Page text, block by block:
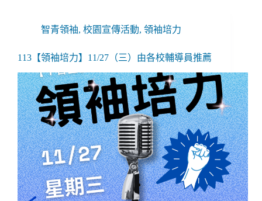
智青領袖, 校園宣傳活動, 領袖培力
113【領袖培力】11/27（三）由各校輔導員推薦